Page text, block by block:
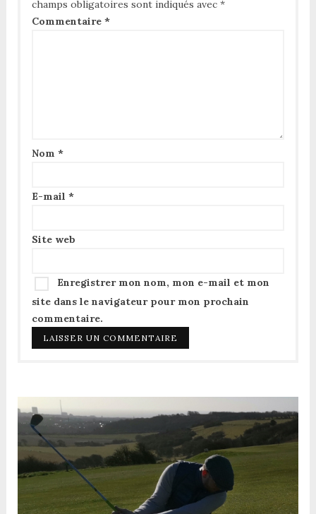
champs obligatoires sont indiqués avec *
Commentaire *
Nom *
E-mail *
Site web
Enregistrer mon nom, mon e-mail et mon
site dans le navigateur pour mon prochain
commentaire.